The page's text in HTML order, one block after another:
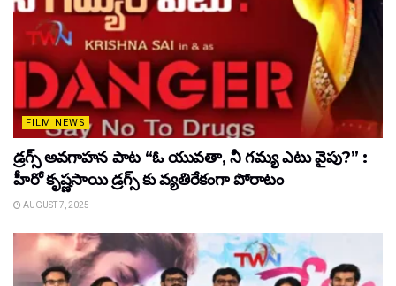
FILM NEWS
డ్రగ్స్ అవగాహన పాట “ఓ యువతా, నీ గమ్య ఎటు వైపు?” :
హీరో కృష్ణసాయి డ్రగ్స్ కు వ్యతిరేకంగా పోరాటం
AUGUST 7, 2025